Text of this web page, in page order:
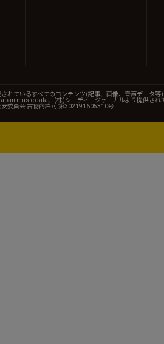
されているすべてのコンテンツ(記事、画像、音声データ
music data、(株)シーディージャーナルより提供され
委員会 古物商許可 第302191605310号